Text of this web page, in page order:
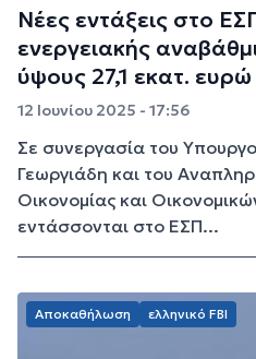
Νέες εντάξεις στο
ενεργειακής
ύψους 27,1 εκατ. ευρώ
12 Ιουνίου 2025 - 17:56
Σε συνεργασία του
Γεωργιάδη και του
Οικονομίας και
εντάσσονται στο ΕΣΠ...
Αποκαθήλωση ελληνικό FBI